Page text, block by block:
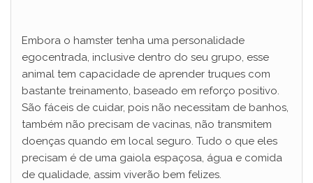
Embora o hamster tenha uma personalidade
egocentrada, inclusive dentro do seu grupo, esse
animal tem capacidade de aprender truques com
bastante treinamento, baseado em reforço positivo.
São fáceis de cuidar, pois não necessitam de banhos,
também não precisam de vacinas, não transmitem
doenças quando em local seguro. Tudo o que eles
precisam é de uma gaiola espaçosa, água e comida
de qualidade, assim viverão bem felizes.